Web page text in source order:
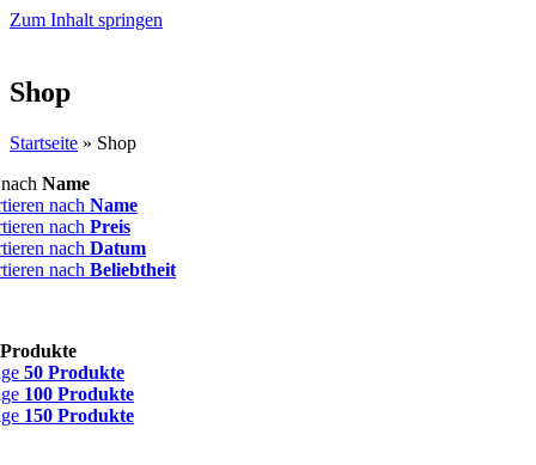
Zum Inhalt springen
Shop
Startseite » Shop
Name
nach Name
nach Preis
nach Datum
nach Beliebtheit
50 Produkte
100 Produkte
150 Produkte